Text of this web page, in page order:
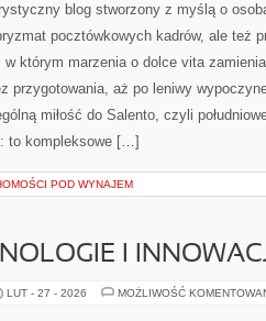
blog stworzony z myślą o
pocztówkowych kadrów, ale też
którym marzenia o dolce vita
przygotowania, aż po leniwy
miłość do Salento, czyli
to kompleksowe […]
POD WYNAJEM
I
LUT - 27 - 2026 MOŻLIWOŚĆ